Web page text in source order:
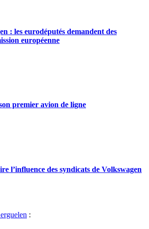
: les eurodéputés demandent des
européenne
premier avion de ligne
l’influence des syndicats de Volkswagen
: